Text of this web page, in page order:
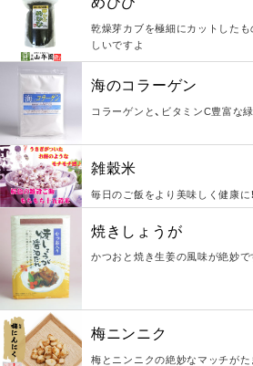
乾燥芽カブを極細にカットした
しいですよ
海のコラーゲン
コラーゲンと、ビタミンC豊富な
雑穀米
毎日のご飯をより美味しく健康に！
焼きしょうが
かつおと焼き生姜の風味が絶妙で
梅ニンニク
梅とニンニクの絶妙なマッチがた